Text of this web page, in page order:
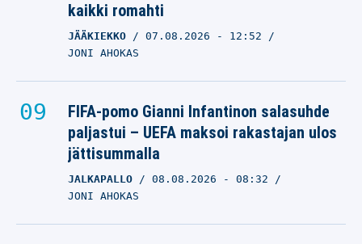
kaikki romahti
JÄÄKIEKKO 07.08.2026 - 12:52
JONI AHOKAS
FIFA-pomo Gianni Infantinon salasuhde
paljastui – UEFA maksoi rakastajan ulos
jättisummalla
JALKAPALLO 08.08.2026 - 08:32
JONI AHOKAS